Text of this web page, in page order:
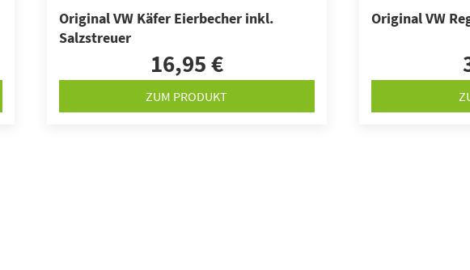
Original VW Käfer Eierbecher inkl.
Salzstreuer
16,95 €
ZUM PRODUKT
Original VW